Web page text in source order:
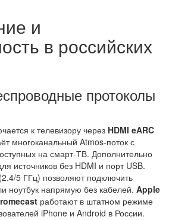
и
в российских
протоколы
к телевизору через HDMI eARC
многоканальный Atmos-поток с
на смарт-ТВ. Дополнительно
источников без HDMI и порт USB.
(2.4/5 ГГц) позволяют подключить
ноутбук напрямую без кабелей. Apple
работают в штатном режиме
iPhone и Android в России.